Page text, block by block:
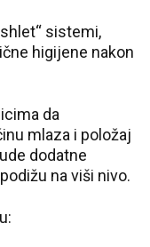
sistemi,
higijene nakon
da
mlaza i položaj
dodatne
na viši nivo.